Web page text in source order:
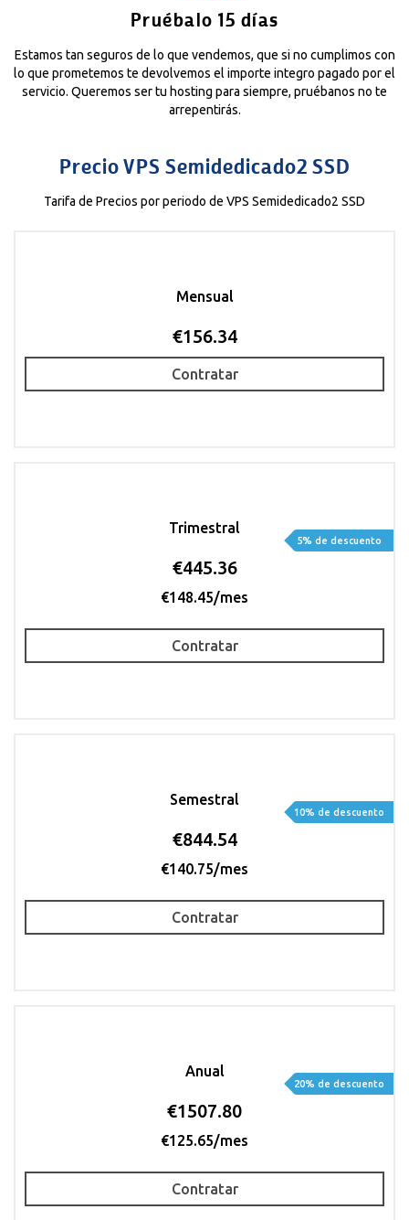
Pruébalo 15 días
Estamos tan seguros de lo que vendemos, que si no cumplimos con
lo que prometemos te devolvemos el importe integro pagado por el
servicio. Queremos ser tu hosting para siempre, pruébanos no te
arrepentirás.
Precio VPS Semidedicado2 SSD
Tarifa de Precios por periodo de VPS Semidedicado2 SSD
Mensual
€156.34
Contratar
Trimestral
€445.36
€148.45/mes
5% de descuento
Contratar
Semestral
€844.54
€140.75/mes
10% de descuento
Contratar
Anual
€1507.80
€125.65/mes
20% de descuento
Contratar